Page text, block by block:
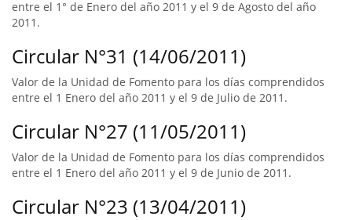
entre el 1° de Enero del año 2011 y el 9 de Agosto del año
2011.
Circular N°31 (14/06/2011)
Valor de la Unidad de Fomento para los días comprendidos
entre el 1 Enero del año 2011 y el 9 de Julio de 2011.
Circular N°27 (11/05/2011)
Valor de la Unidad de Fomento para los días comprendidos
entre el 1 Enero del año 2011 y el 9 de Junio de 2011.
Circular N°23 (13/04/2011)